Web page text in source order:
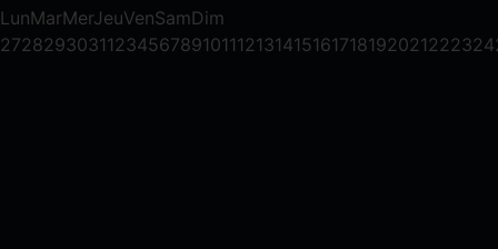
LunMarMerJeuVenSamDim
2728293031123456789101112131415161718192021222324